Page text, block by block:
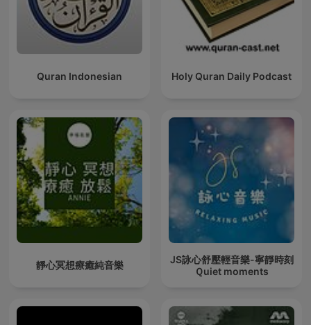
Quran Indonesian Holy Quran Daily Podcast
靜心冥想療癒純音樂
JS詠心舒壓輕音樂-寧靜時刻
Ｑuiet moments